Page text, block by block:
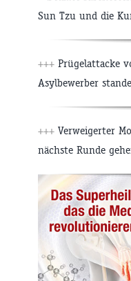
Sun Tzu und die
+++ Prügelattacke
Asylbewerber
+++ Verweigerter
nächste Runde